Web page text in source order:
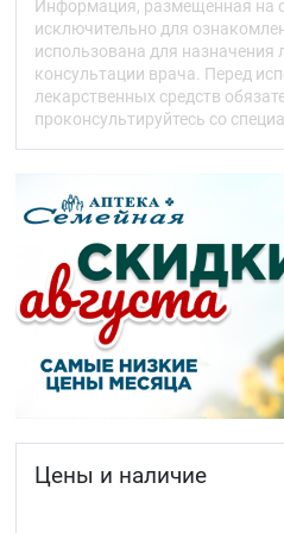
вещества в синовиальной
после введения препарата
остаётся выше ещё в
концентрации препарата в
жидкости с клинической
препарата не выяснена.
многократного или
гидроксилирования и
глюкуроновой кислотой.
принимает участие
CYP2C9.
метаболитов ниже, чем
Системный клиренс
распределения — 550 мл/
полувыведения из плазмы
дозы выводится в виде
менее 1 % выводится в
остальная часть дозы
метаболитов с желчью.
У больных с выраженной
Информация, размещенная на
исключительно для
использована для назначения
консультации врача. Перед
лекарственных средств
проконсультируйтесь со
Цены и наличие